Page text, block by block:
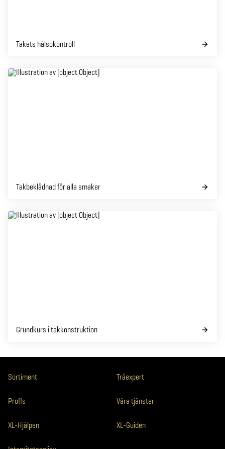
Takets hälsokontroll
Takbeklädnad för alla smaker
Grundkurs i takkonstruktion
Sortiment Träexpert
Proffs Våra tjänster
XL-Hjälpen XL-Guiden